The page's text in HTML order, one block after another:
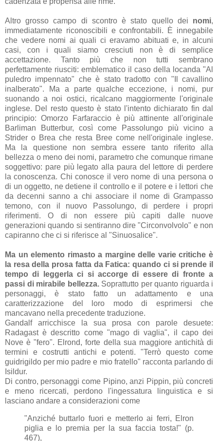
Altro grosso campo di scontro è stato quello dei nomi,
immediatamente riconoscibili e confrontabili. È innegabile
che vedere nomi ai quali ci eravamo abituati e, in alcuni
casi, con i quali siamo cresciuti non è di semplice
accettazione. Tanto più che non tutti sembrano
perfettamente riusciti: emblematico il caso della locanda "Al
puledro impennato" che è stato tradotto con "Il cavallino
inalberato". Ma a parte qualche eccezione, i nomi, pur
suonando a noi ostici, ricalcano maggiormente l'originale
inglese. Del resto questo è stato l'intento dichiarato fin dal
principio: Omorzo Farfaraccio è più attinente all'originale
Barliman Butterbur, così come Passolungo più vicino a
Strider o Brea che resta Bree come nell'originale inglese.
Ma la questione non sembra essere tanto riferito alla
bellezza o meno dei nomi, parametro che comunque rimane
soggettivo: pare più legato alla paura del lettore di perdere
la conoscenza. Chi conosce il vero nome di una persona o
di un oggetto, ne detiene il controllo e il potere e i lettori che
da decenni sanno a chi associare il nome di Grampasso
temono, con il nuovo Passolungo, di perdere i propri
riferimenti. O di non essere più capiti dalle nuove
generazioni quando si sentiranno dire "Circonvolvolo" e non
capiranno che ci si riferisce al "Sinuosalice".
Ma un elemento rimasto a margine delle varie critiche è
la resa della prosa fatta da Fatica: quando ci si prende il
tempo di leggerla ci si accorge di essere di fronte a
passi di mirabile bellezza.Soprattutto per quanto riguarda i
personaggi, è stato fatto un adattamento e una
caratterizzazione del loro modo di esprimersi che
mancavano nella precedente traduzione.
Gandalf arricchisce la sua prosa con parole desuete:
Radagast è descritto come "mago di vaglia", il capo dei
Nove è "fero". Elrond, forte della sua maggiore antichità di
termini e costrutti antichi e potenti. "Terrò questo come
guidrigildo per mio padre e mio fratello" racconta parlando di
Isildur.
Di contro, personaggi come Pipino, anzi Pippin, più concreti
e meno ricercati, perdono l'ingessatura linguistica e si
lasciano andare a considerazioni come
"Anziché buttarlo fuori e metterlo ai ferri, Elron
piglia e lo premia per la sua faccia tosta!" (p.
467),